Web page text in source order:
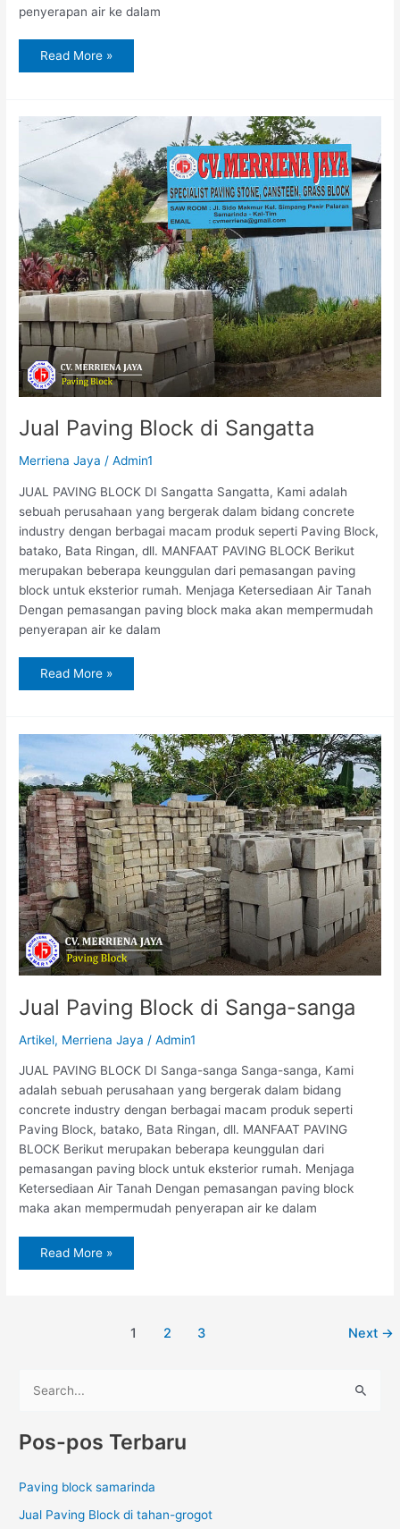
penyerapan air ke dalam
Read More »
Jual Paving Block di Sangatta
Merriena Jaya /Admin1
JUAL PAVING BLOCK DI Sangatta Sangatta, Kami adalah
sebuah perusahaan yang bergerak dalam bidang concrete
industry dengan berbagai macam produk seperti Paving Block,
batako, Bata Ringan, dll. MANFAAT PAVING BLOCK Berikut
merupakan beberapa keunggulan dari pemasangan paving
block untuk eksterior rumah. Menjaga Ketersediaan Air Tanah
Dengan pemasangan paving block maka akan mempermudah
penyerapan air ke dalam
Jual
Paving
Block
di
Read More »
Jual Paving Block di Sanga-sanga
Artikel, Merriena Jaya /Admin1
JUAL PAVING BLOCK DI Sanga-sanga Sanga-sanga, Kami
adalah sebuah perusahaan yang bergerak dalam bidang
concrete industry dengan berbagai macam produk seperti
Paving Block, batako, Bata Ringan, dll. MANFAAT PAVING
BLOCK Berikut merupakan beberapa keunggulan dari
pemasangan paving block untuk eksterior rumah. Menjaga
Ketersediaan Air Tanah Dengan pemasangan paving block
maka akan mempermudah penyerapan air ke dalam
Jual
di
Sanga-
sanga
Read More »
1 2 3 Next →
r
u
n
Pos-pos Terbaru
Paving block samarinda
Jual Paving Block di tahan-grogot